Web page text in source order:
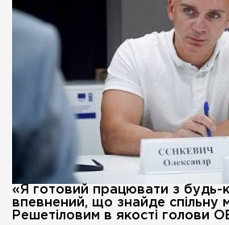
«Я готовий працювати з будь-
впевнений, що знайде спільну
Решетіловим в якості голови